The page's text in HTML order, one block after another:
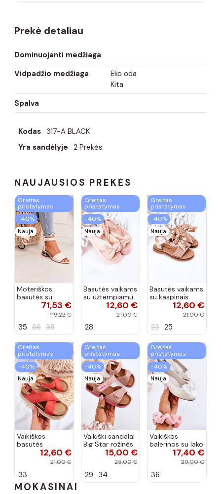
Prekė detaliau
Dominuojanti medžiaga
Vidpadžio medžiaga
Eko oda
Kita
Spalva
Kodas 317-A BLACK
Yra sandėlyje 2 Prekės
NAUJAUSIOS PREKĖS
Greitas
pristatymas
−40%
Nauja
Moteriškos
basutės su
aukso spalvos
kulniukais Laura
spalvos
71,53 €
119,22 €
35 36 38
Greitas
pristatymas
−40%
Nauja
Basutės vaikams
su užtempiamu
užsegimu
rožinės spalvos
12,60 €
21,00 €
28
Greitas
pristatymas
−40%
Nauja
Basutės vaikams
su kaspinais
aukso spalvos
12,60 €
21,00 €
23 25
Greitas
pristatymas
−40%
Nauja
Vaikiškos
basutės
koralinės12,60 €
21,00 €
33
Greitas
pristatymas
−40%
Nauja
Vaikiški sandalai
Big Star rožinės
spalvos15,00 €
25,00 €
29 34
Greitas
pristatymas
−40%
Nauja
Vaikiškos
balerinos su lako
efektu ir
kaspinais baltos
17,40 €
29,00 €
36
MOKASINAI